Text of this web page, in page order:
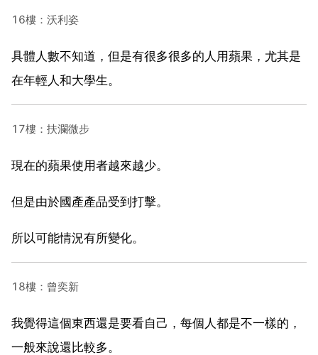
16樓：沃利姿
具體人數不知道，但是有很多很多的人用蘋果，尤其是
在年輕人和大學生。
17樓：扶瀾微步
現在的蘋果使用者越來越少。
但是由於國產產品受到打擊。
所以可能情況有所變化。
18樓：曾奕新
我覺得這個東西還是要看自己，每個人都是不一樣的，
一般來說還比較多。